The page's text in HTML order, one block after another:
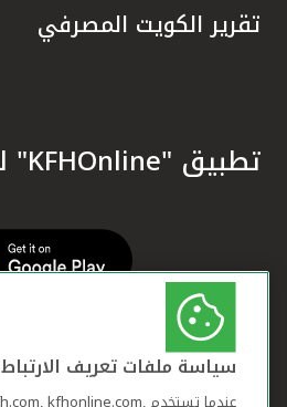
تقرير الكويت المصرفي
تطبيق "KFHOnline" للهواتف الذكية
سياسة ملفات تعريف الارتباط